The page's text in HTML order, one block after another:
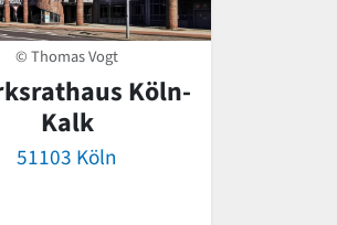
© Thomas Vogt
Köln-
Kalk
51103 Köln